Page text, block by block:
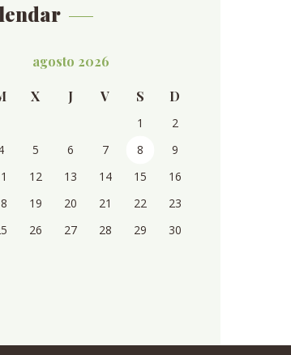
agosto 2026
X J V S D
1
2
5 6 7 8
9
12 13 14 15
16
19 20 21 22
23
26 27 28 29
30